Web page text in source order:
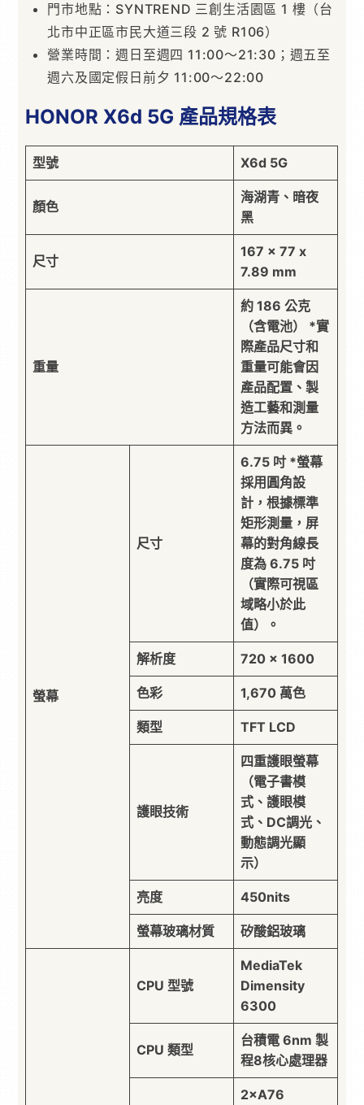
門市地點：SYNTREND 三創生活園區 1 樓（台
北市中正區市民大道三段 2 號 R106）
營業時間：週日至週四 11:00～21:30；週五至
週六及國定假日前夕 11:00～22:00
HONOR X6d 5G 產品規格表
型號 X6d 5G
顏色
海湖青、暗夜
黑
尺寸
167 x 77 x
7.89 mm
重量
約 186 公克
（含電池） *實
際產品尺寸和
重量可能會因
產品配置、製
造工藝和測量
方法而異。
螢幕
尺寸
6.75 吋 *螢幕
採用圓角設
計，根據標準
矩形測量，屏
幕的對角線長
度為 6.75 吋
（實際可視區
域略小於此
值）。
解析度 720 x 1600
色彩 1,670 萬色
類型 TFT LCD
護眼技術
四重護眼螢幕
（電子書模
式、護眼模
式、DC調光、
動態調光顯
示）
亮度 450nits
螢幕玻璃材質 矽酸鋁玻璃
CPU 型號
MediaTek
Dimensity
6300
CPU 類型
台積電 6nm 製
程8核心處理器
2×A76